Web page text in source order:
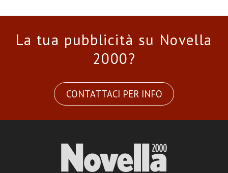
La tua pubblicità su Novella
2000?
CONTATTACI PER INFO